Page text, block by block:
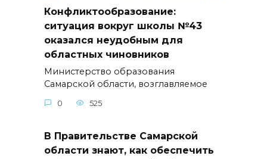
Конфликтообразование:
ситуация вокруг школы №43
оказался неудобным для
областных чиновников
Министерство образования
Самарской области, возглавляемое
0 525
В Правительстве Самарской
области знают, как обеспечить